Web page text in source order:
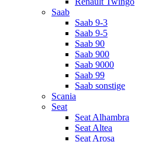
Saab
Saab 9-3
Saab 9-5
Saab 90
Saab 900
Saab 9000
Saab 99
Saab sonstige
Scania
Seat
Seat Alhambra
Seat Altea
Seat Arosa